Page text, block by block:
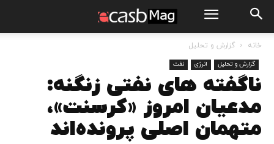
خانه گزارش و تحلیل
گزارش و تحلیل انرژی نفت
ناگفته های نفتی زنگنه:
مدعیان امروز «کرسنت»،
متهمان اصلی پرونده‌اند